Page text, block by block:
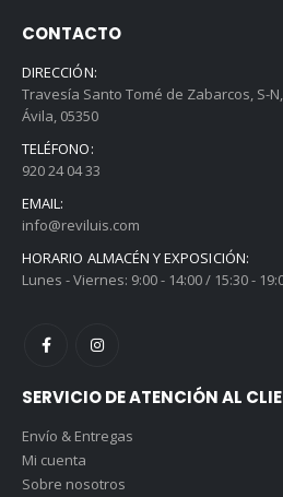
CONTACTO
DIRECCIÓN:
Travesía Santo Tomé de Zabarcos, S-
Ávila, 05350
TELÉFONO:
920 24 04 33
EMAIL:
info@reviluis.com
HORARIO ALMACÉN Y EXPOSICIÓN:
Lunes - Viernes: 9:00 - 14:00 / 15:30 -
SERVICIO DE ATENCIÓN AL
Envío & Entregas
Mi cuenta
Sobre nosotros